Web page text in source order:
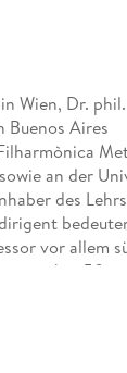
Wien, Dr. phil.
Buenos Aires
an der
des
vor allem
über 50 in
besonderes